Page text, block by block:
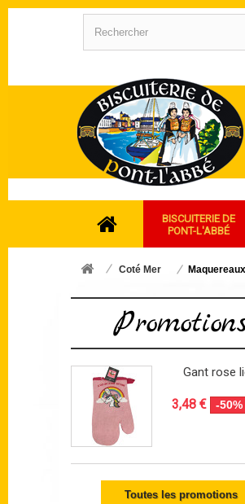
BISCUITERIE DE
PONT-L'ABBÉ
Coté Mer Maquereaux
Gant rose
3,48 € -50%
Toutes les promotions